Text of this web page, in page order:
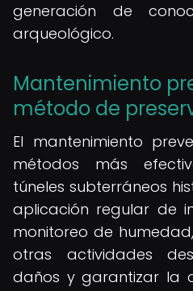
generación de
arqueológico.
Mantenimiento
método de
El mantenimiento
métodos más
túneles subterráneos
aplicación regular de
monitoreo de
otras actividades
daños y garantizar la